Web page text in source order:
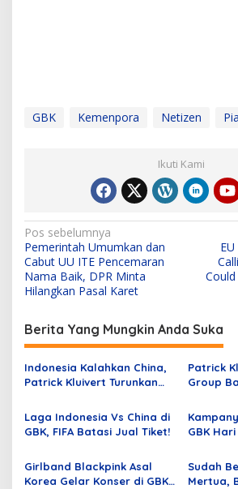
GBK Kemenpora Netizen
Ikuti Kami
N
a
v
g
a
s
p
o
s
Pos sebelumnya
Pemerintah Umumkan dan
Cabut UU ITE Pencemaran
Nama Baik, DPR Minta
Hilangkan Pasal Karet
Berita Yang Mungkin Anda Suka
Indonesia Kalahkan China,
Patrick Kluivert Turunkan
Patrick
Group
Jelang
Laga Indonesia Vs China di
GBK, FIFA Batasi Jual Tiket!
GBK
Lalu
Girlband Blackpink Asal
Korea Gelar Konser di GBK
Sudah
Mertua,